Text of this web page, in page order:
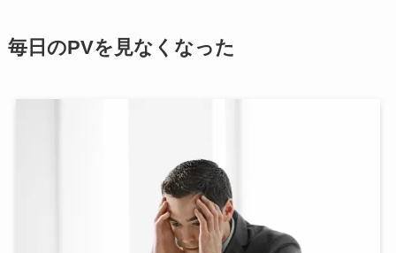
毎日のPVを見なくなった